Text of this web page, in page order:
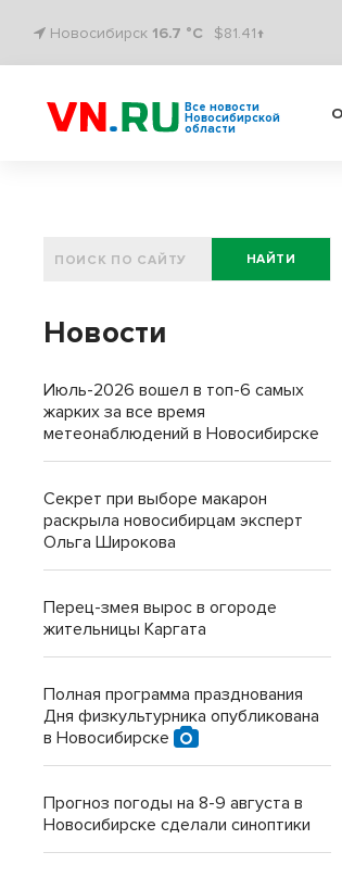
Новосибирск 16.7 °C $81.41↑
Все новости
Новосибирской
области
НАЙТИ
Новости
Июль-2026 вошел в топ-6 самых
жарких за все время
метеонаблюдений в Новосибирске
Секрет при выборе макарон
раскрыла новосибирцам эксперт
Ольга Широкова
Перец-змея вырос в огороде
жительницы Каргата
Полная программа празднования
Дня физкультурника опубликована
в Новосибирске
Прогноз погоды на 8-9 августа в
Новосибирске сделали синоптики